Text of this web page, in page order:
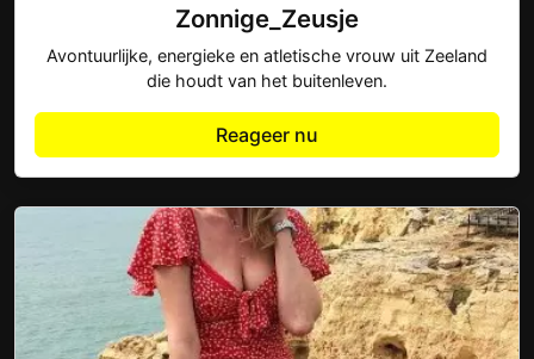
Zonnige_Zeusje
Avontuurlijke, energieke en atletische vrouw uit Zeeland
die houdt van het buitenleven.
Reageer nu